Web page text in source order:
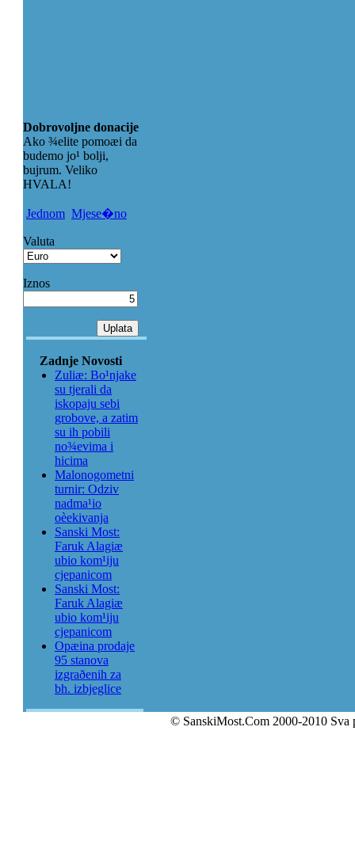
Dobrovoljne donacije
Ako ¾elite pomoæi da
budemo jo¹ bolji,
bujrum. Veliko
HVALA!
Jednom Mjese�no
Valuta
Iznos
Zadnje Novosti
Zuliæ: Bo¹njake
su tjerali da
iskopaju sebi
grobove, a zatim
su ih pobili
no¾evima i
hicima
Malonogometni
turnir: Odziv
nadma¹io
oèekivanja
Sanski Most:
Faruk Alagiæ
ubio kom¹iju
cjepanicom
Sanski Most:
Faruk Alagiæ
ubio kom¹iju
cjepanicom
Opæina prodaje
95 stanova
izgraðenih za
bh. izbjeglice
© SanskiMost.Com 2000-2010